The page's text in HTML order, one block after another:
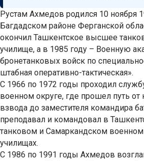
Рустам Ахмедов родился 10 ноября
Багдадском районе Ферганской
окончил Ташкентское высшее
училище, а в 1985 году – Военную
бронетанковых войск по
штабная оперативно-тактическая».
С 1966 по 1972 годы проходил
военном округе, где прошел путь от
взвода до заместителя командира
преподавал и командовал в
танковом и Самаркандском
училищах.
С 1986 по 1991 годы Ахмедов